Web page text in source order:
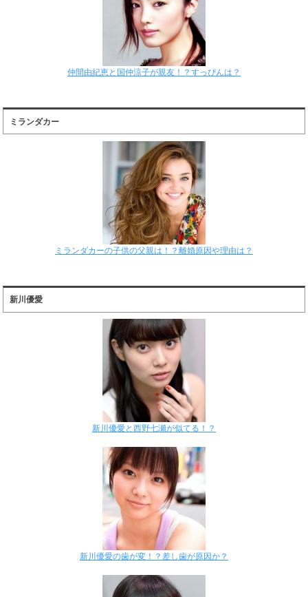
仲間由紀恵と国仲涼子が親友！？すっぴんは？
ミランダカー
ミランダカーの子供の父親は！？離婚原因や理由は？
新川優愛
新川優愛と西野七瀬が似てる！？
新川優愛の歯が変！？差し歯が原因か？